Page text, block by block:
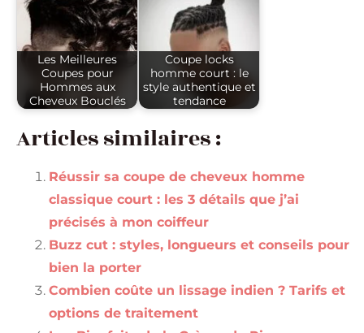
Les Meilleures
Coupes pour
Hommes aux
Cheveux Bouclés
Coupe locks
homme court : le
style authentique et
tendance
Articles similaires :
Réussir sa coupe de cheveux homme
classique court : les 3 détails que j’ai
précisés à mon coiffeur
Buzz cut : styles, longueurs et conseils pour
bien la porter
Combien coûte un lissage indien ? Tarifs et
options de traitement